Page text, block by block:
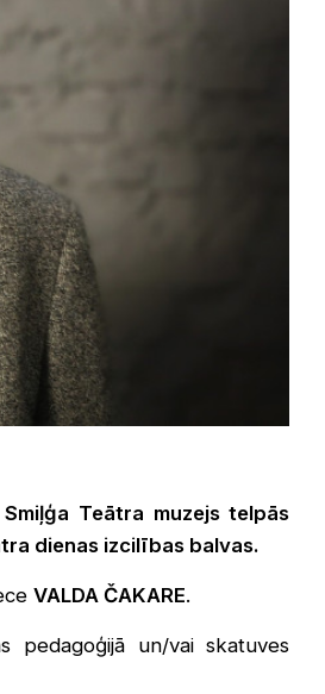
Teātra muzejs telpās
dienas izcilības balvas.
VALDA ČAKARE.
pedagoģijā un/vai skatuves